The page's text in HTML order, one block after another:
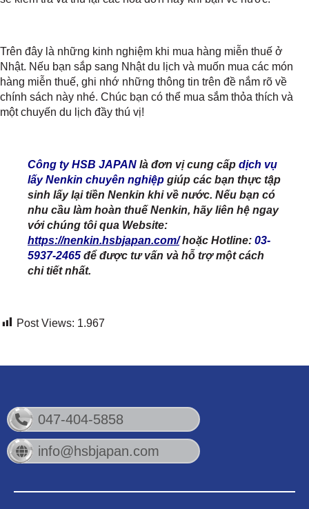
Trên đây là những kinh nghiệm khi mua hàng miễn thuế ở
Nhật. Nếu bạn sắp sang Nhật du lịch và muốn mua các món
hàng miễn thuế, ghi nhớ những thông tin trên đề nắm rõ về
chính sách này nhé. Chúc bạn có thể mua sắm thỏa thích và
một chuyến du lịch đầy thú vị!
Công ty HSB JAPAN là đơn vị cung cấp dịch vụ
lấy Nenkin chuyên nghiệp giúp các bạn thực tập
sinh lấy lại tiền Nenkin khi về nước. Nếu bạn có
nhu cầu làm hoàn thuế Nenkin, hãy liên hệ ngay
với chúng tôi qua Website:
https://nenkin.hsbjapan.com/hoặc Hotline: 03-
5937-2465 để được tư vấn và hỗ trợ một cách
chi tiết nhất.
Post Views: 1.967
047-404-5858
info@hsbjapan.com